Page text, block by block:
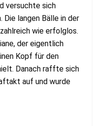
versuchte sich
Die langen Bälle in der
wie erfolglos.
der eigentlich
Kopf für den
Danach raffte sich
auf und wurde